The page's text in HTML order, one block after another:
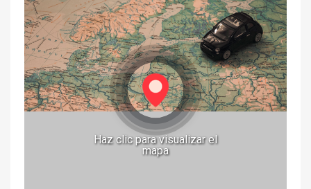
Haz clic para visualizar el
mapa